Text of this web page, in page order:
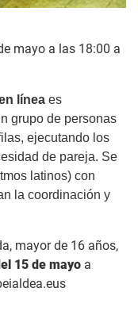
mayo a las 18:00 a
línea es
grupo de personas
ejecutando los
de pareja. Se
latinos) con
la coordinación y
mayor de 16 años,
15 de mayo a